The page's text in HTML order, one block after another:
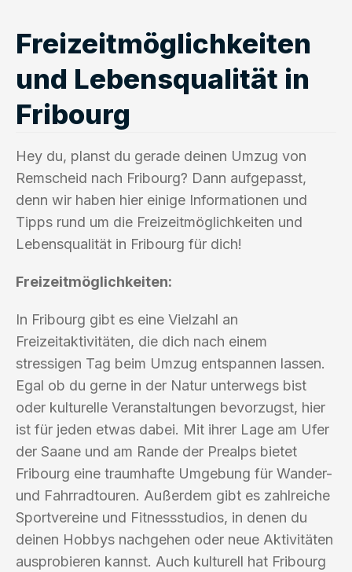
Freizeitmöglichkeiten
und Lebensqualität in
Fribourg
Hey du, planst du gerade deinen Umzug von
Remscheid nach Fribourg? Dann aufgepasst,
denn wir haben hier einige Informationen und
Tipps rund um die Freizeitmöglichkeiten und
Lebensqualität in Fribourg für dich!
Freizeitmöglichkeiten:
In Fribourg gibt es eine Vielzahl an
Freizeitaktivitäten, die dich nach einem
stressigen Tag beim Umzug entspannen lassen.
Egal ob du gerne in der Natur unterwegs bist
oder kulturelle Veranstaltungen bevorzugst, hier
ist für jeden etwas dabei. Mit ihrer Lage am Ufer
der Saane und am Rande der Prealps bietet
Fribourg eine traumhafte Umgebung für Wander-
und Fahrradtouren. Außerdem gibt es zahlreiche
Sportvereine und Fitnessstudios, in denen du
deinen Hobbys nachgehen oder neue Aktivitäten
ausprobieren kannst. Auch kulturell hat Fribourg